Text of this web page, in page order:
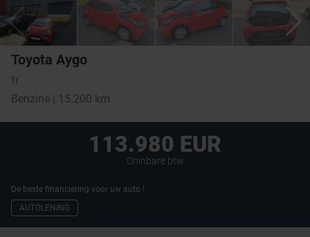
Toyota Aygo
fr
Benzine | 15.200 km
113.980 EUR
Oninbare btw
De beste financiering voor uw auto !
AUTOLENING